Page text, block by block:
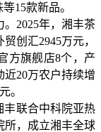
15款新品。
2025年，湘丰茶
创汇2945万元，
方旗舰店8个，产
近20万农户持续增
。
联合中科院亚热
所，成立湘丰全球